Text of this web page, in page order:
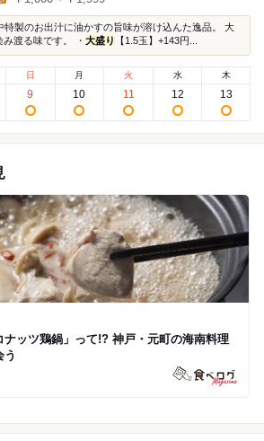
特製のお出汁に油かすの旨味が溶け込んた逸品。 大
渡る味です。 ・ 大盛り 【1.5玉】+143円...
日
9
月
10
火
11
水
12
木
13
ナッツ鶏鍋」って!? 神戸・元町の海南料理
う